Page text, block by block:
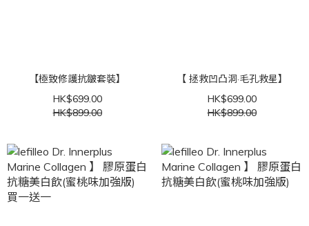
【極致修護抗皺套裝】
HK$699.00
HK$899.00
【 拯救凹凸洞·毛孔救星】
HK$699.00
HK$899.00